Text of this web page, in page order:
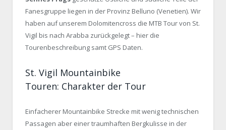
Fanesgruppe liegen in der Provinz Belluno (Venetien). Wir
haben auf unserem Dolomitencross die MTB Tour von St.
Vigil bis nach Arabba zurückgelegt – hier die
Tourenbeschreibung samt GPS Daten.
St. Vigil Mountainbike
Touren: Charakter der Tour
Einfacherer Mountainbike Strecke mit wenig technischen
Passagen aber einer traumhaften Bergkulisse in der